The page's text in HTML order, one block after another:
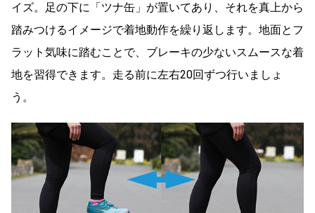
イズ。足の下に「ツナ缶」が置いてあり、それを真上から
踏みつけるイメージで着地動作を繰り返します。地面とフ
ラット気味に踏むことで、ブレーキの少ないスムースな着
地を習得できます。走る前に左右20回ずつ行いましょ
う。